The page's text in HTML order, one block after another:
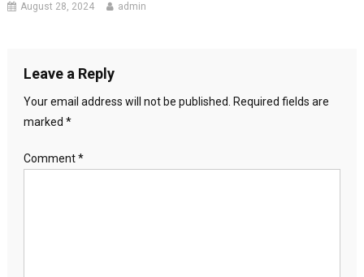
August 28, 2024 admin
Leave a Reply
Your email address will not be published.
Required fields are
marked *
Comment*